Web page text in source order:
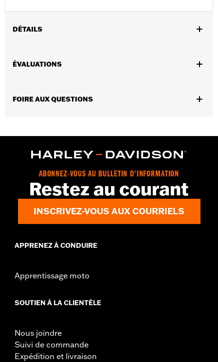
DÉTAILS
Instructions d’installation
Vendues en unités:Chaque
ÉVALUATIONS
FOIRE AUX QUESTIONS
ABONNEZ-VOUS AU BULLETIN D'INFORMATION
Restez au courant
INSCRIVEZ-VOUS AUX COURRIELS
APPRENEZ À CONDUIRE
Apprentissage moto
SOUTIEN À LA CLIENTÈLE
Nous joindre
Suivi de commande
Expédition et livraison